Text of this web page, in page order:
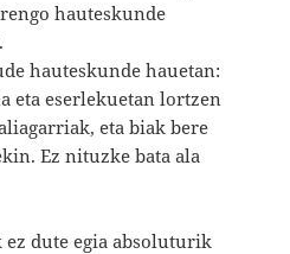
hauteskunde
hauteskunde hauetan:
eta eserlekuetan lortzen
eta biak bere
Ez nituzke bata ala
dute egia absoluturik